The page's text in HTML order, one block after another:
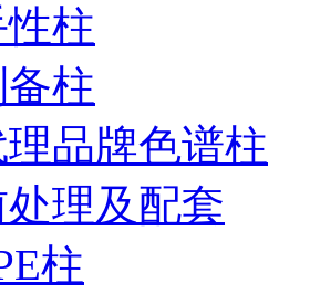
柱
柱
品牌色谱柱
理及配套
柱